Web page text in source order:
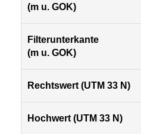
(m u. GOK)
Filterunterkante
(m u. GOK)
Rechtswert (UTM 33 N)
Hochwert (UTM 33 N)